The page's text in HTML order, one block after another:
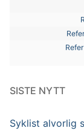
SISTE NYTT
Syklist alvorlig